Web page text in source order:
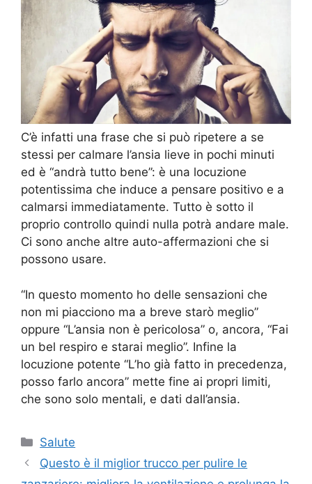
C’è infatti una frase che si può ripetere a se
stessi per calmare l’ansia lieve in pochi minuti
ed è “andrà tutto bene”: è una locuzione
potentissima che induce a pensare positivo e a
calmarsi immediatamente. Tutto è sotto il
proprio controllo quindi nulla potrà andare male.
Ci sono anche altre auto-affermazioni che si
possono usare.
“In questo momento ho delle sensazioni che
non mi piacciono ma a breve starò meglio”
oppure “L’ansia non è pericolosa” o, ancora, “Fai
un bel respiro e starai meglio”. Infine la
locuzione potente “L’ho già fatto in precedenza,
posso farlo ancora” mette fine ai propri limiti,
che sono solo mentali, e dati dall’ansia.
Categorie
Salute
Questo è il miglior trucco per pulire le